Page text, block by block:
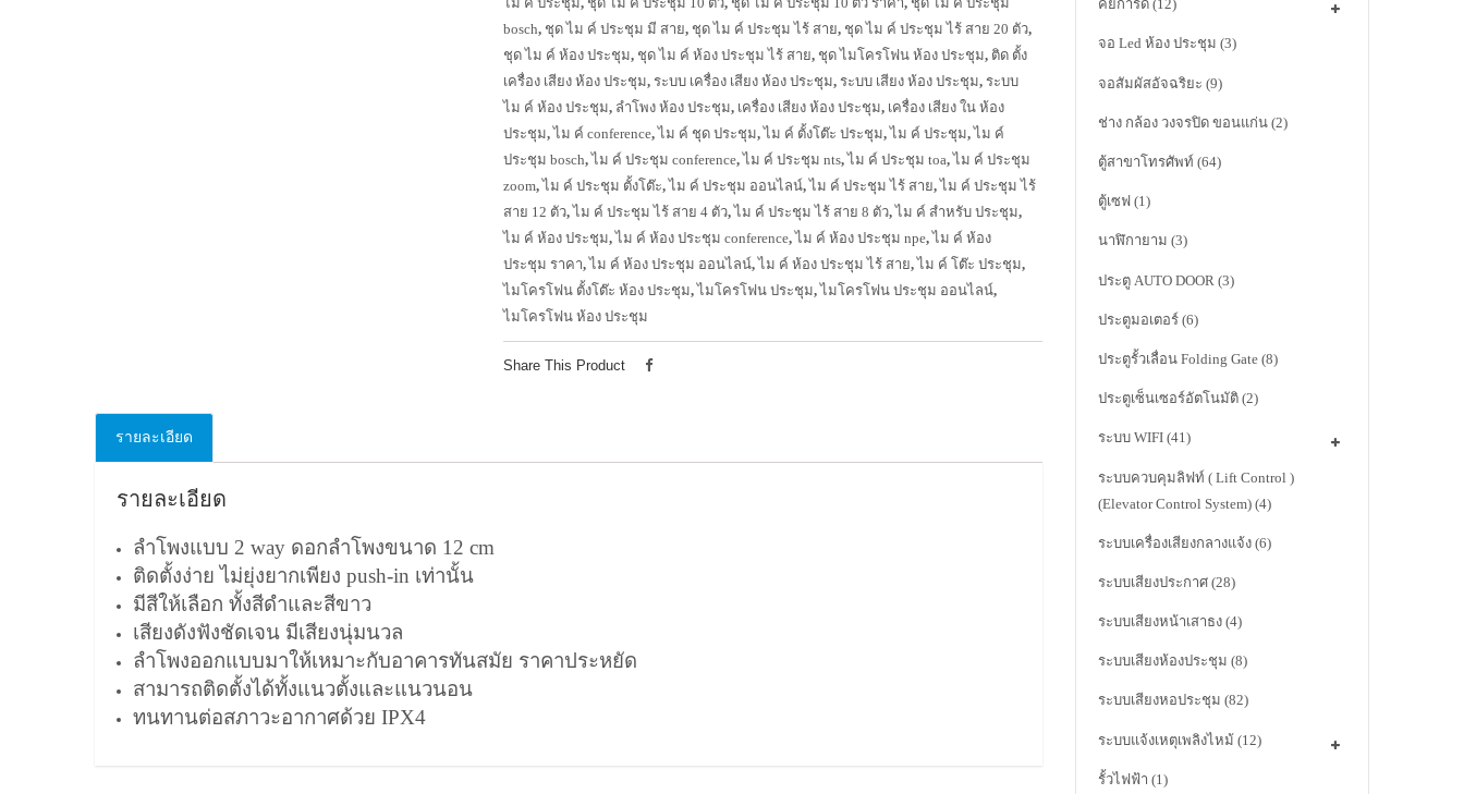
bosch, ชุด ไม ค์ ประชุม มี สาย, ชุด ไม ค์ ประชุม ไร้ สาย, ชุด ไม ค์ ประชุม ไร้ สาย 20 ตัว,
ชุด ไม ค์ ห้อง ประชุม, ชุด ไม ค์ ห้อง ประชุม ไร้ สาย, ชุด ไมโครโฟน ห้อง ประชุม, ติด ตั้ง
เครื่อง เสียง ห้อง ประชุม, ระบบ เครื่อง เสียง ห้อง ประชุม, ระบบ เสียง ห้อง ประชุม, ระบบ
ไม ค์ ห้อง ประชุม, ลำโพง ห้อง ประชุม, เครื่อง เสียง ห้อง ประชุม, เครื่อง เสียง ใน ห้อง
ประชุม,ไม ค์ conference,ไม ค์ ชุด ประชุม,ไม ค์ ตั้งโต๊ะ ประชุม,ไม ค์ ประชุม,ไม ค์
ประชุม bosch,ไม ค์ ประชุม conference,ไม ค์ ประชุม nts,ไม ค์ ประชุม toa,ไม ค์ ประชุม
zoom,ไม ค์ ประชุม ตั้งโต๊ะ,ไม ค์ ประชุม ออนไลน์,ไม ค์ ประชุม ไร้ สาย,ไม ค์ ประชุม ไร้
สาย 12 ตัว,ไม ค์ ประชุม ไร้ สาย 4 ตัว,ไม ค์ ประชุม ไร้ สาย 8 ตัว,ไม ค์ สำหรับ ประชุม,
ไม ค์ ห้อง ประชุม,ไม ค์ ห้อง ประชุม conference,ไม ค์ ห้อง ประชุม npe,ไม ค์ ห้อง
ประชุม ราคา,ไม ค์ ห้อง ประชุม ออนไลน์,ไม ค์ ห้อง ประชุม ไร้ สาย,ไม ค์ โต๊ะ ประชุม,
ไมโครโฟน ตั้งโต๊ะ ห้อง ประชุม,ไมโครโฟน ประชุม,ไมโครโฟน ประชุม ออนไลน์,
ไมโครโฟน ห้อง ประชุม
Share This Product
รายละเอียด
รายละเอียด
ลำโพงแบบ 2 way ดอกลำโพงขนาด 12 cm
ติดตั้งง่าย ไม่ยุ่งยากเพียง push-in เท่านั้น
มีสีให้เลือก ทั้งสีดำและสีขาว
เสียงดังฟังชัดเจน มีเสียงนุ่มนวล
ลำโพงออกแบบมาให้เหมาะกับอาคารทันสมัย ราคาประหยัด
สามารถติดตั้งได้ทั้งแนวตั้งและแนวนอน
ทนทานต่อสภาวะอากาศด้วย IPX4
คีย์การ์ด (12)
จอ Led ห้อง ประชุม (3)
จอสัมผัสอัจฉริยะ (9)
ช่าง กล้อง วงจรปิด ขอนแก่น (2)
ตู้สาขาโทรศัพท์ (64)
ตู้เซฟ (1)
นาฬิกายาม (3)
ประตู AUTO DOOR (3)
ประตูมอเตอร์ (6)
ประตูรั้วเลื่อน Folding Gate (8)
ประตูเซ็นเซอร์อัตโนมัติ (2)
ระบบ WIFI (41)
ระบบควบคุมลิฟท์ ( Lift Control )
(Elevator Control System) (4)
ระบบเครื่องเสียงกลางแจ้ง (6)
ระบบเสียงประกาศ (28)
ระบบเสียงหน้าเสาธง (4)
ระบบเสียงห้องประชุม (8)
ระบบเสียงหอประชุม (82)
ระบบแจ้งเหตุเพลิงไหม้ (12)
รั้วไฟฟ้า (1)